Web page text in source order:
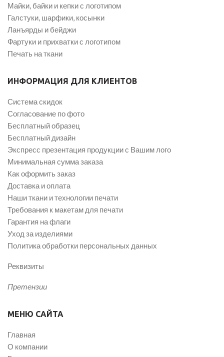
Майки, байки и кепки с логотипом
Галстуки, шарфики, косынки
Ланъярды и бейджи
Фартуки и прихватки с логотипом
Печать на ткани
ИНФОРМАЦИЯ ДЛЯ КЛИЕНТОВ
Система скидок
Согласование по фото
Бесплатный образец
Бесплатный дизайн
Экспресс презентация продукции с Вашим лого
Минимальная сумма заказа
Как оформить заказ
Доставка и оплата
Наши ткани и технологии печати
Требования к макетам для печати
Гарантия на флаги
Уход за изделиями
Политика обработки персональных данных
Реквизиты
Претензии
МЕНЮ САЙТА
Главная
О компании